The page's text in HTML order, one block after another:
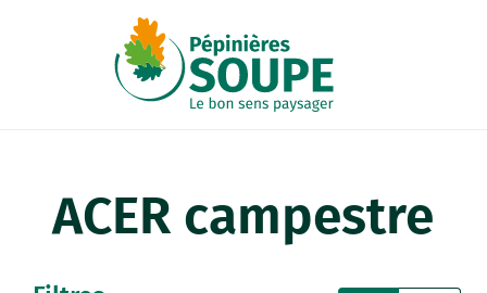
ACER campestre